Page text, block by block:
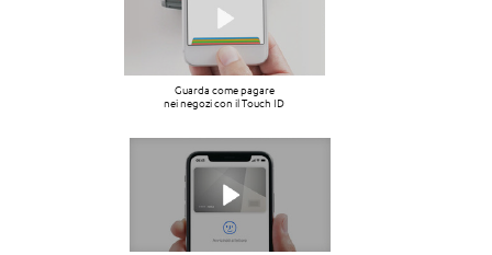
Guarda come pagare
nei negozi con il Touch ID